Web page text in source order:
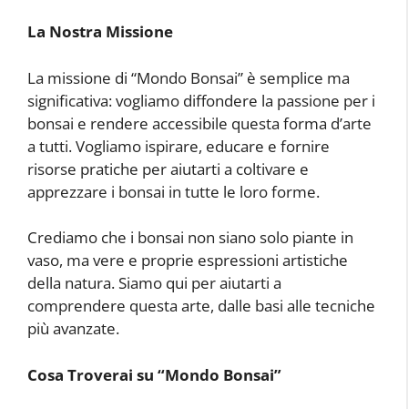
La Nostra Missione
La missione di “Mondo Bonsai” è semplice ma
significativa: vogliamo diffondere la passione per i
bonsai e rendere accessibile questa forma d’arte
a tutti. Vogliamo ispirare, educare e fornire
risorse pratiche per aiutarti a coltivare e
apprezzare i bonsai in tutte le loro forme.
Crediamo che i bonsai non siano solo piante in
vaso, ma vere e proprie espressioni artistiche
della natura. Siamo qui per aiutarti a
comprendere questa arte, dalle basi alle tecniche
più avanzate.
Cosa Troverai su “Mondo Bonsai”